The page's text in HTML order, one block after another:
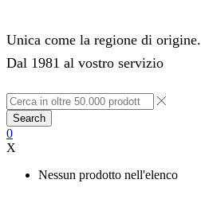
Unica come la regione di origine.
Dal 1981 al vostro servizio
Search
0
X
Nessun prodotto nell'elenco